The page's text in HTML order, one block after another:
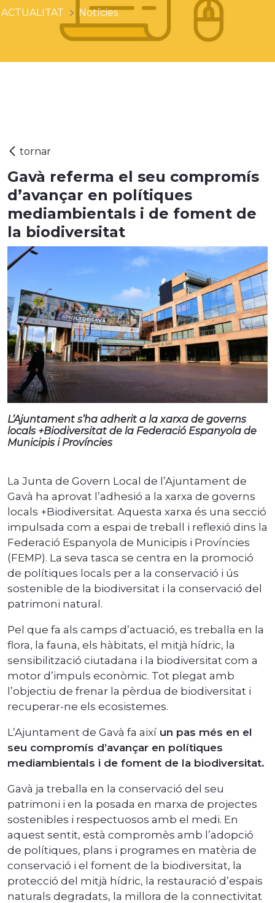
ACTUALITAT Notícies
Gavà referma el seu compromís
d’avançar en polítiques
mediambientals i de foment de
la biodiversitat
L’Ajuntament s’ha adherit a la xarxa de governs
locals +Biodiversitat de la Federació Espanyola de
Municipis i Províncies
La Junta de Govern Local de l’Ajuntament de
Gavà ha aprovat l’adhesió a la xarxa de governs
locals +Biodiversitat. Aquesta xarxa és una secció
impulsada com a espai de treball i reflexió dins la
Federació Espanyola de Municipis i Províncies
(FEMP). La seva tasca se centra en la promoció
de polítiques locals per a la conservació i ús
sostenible de la biodiversitat i la conservació del
patrimoni natural.
Pel que fa als camps d’actuació, es treballa en la
flora, la fauna, els hàbitats, el mitjà hídric, la
sensibilització ciutadana i la biodiversitat com a
motor d’impuls econòmic. Tot plegat amb
l’objectiu de frenar la pèrdua de biodiversitat i
recuperar-ne els ecosistemes.
L’Ajuntament de Gavà fa així un pas més en el
seu compromís d’avançar en polítiques
mediambientals i de foment de la biodiversitat.
Gavà ja treballa en la conservació del seu
patrimoni i en la posada en marxa de projectes
sostenibles i respectuosos amb el medi. En
aquest sentit, està compromès amb l’adopció
de polítiques, plans i programes en matèria de
conservació i el foment de la biodiversitat, la
protecció del mitjà hídric, la restauració d’espais
naturals degradats, la millora de la connectivitat